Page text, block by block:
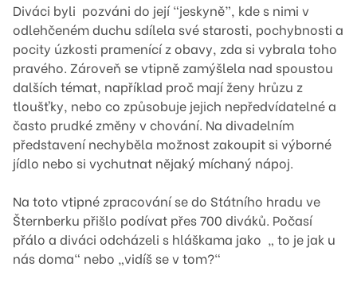
Diváci byli pozváni do její “jeskyně”, kde s nimi v
odlehčeném duchu sdílela své starosti, pochybnosti a
pocity úzkosti pramenící z obavy, zda si vybrala toho
pravého. Zároveň se vtipně zamýšlela nad spoustou
dalších témat, například proč mají ženy hrůzu z
tloušťky, nebo co způsobuje jejich nepředvídatelné a
často prudké změny v chování. Na divadelním
představení nechyběla možnost zakoupit si výborné
jídlo nebo si vychutnat nějaký míchaný nápoj.
Na toto vtipné zpracování se do Státního hradu ve
Šternberku přišlo podívat přes 700 diváků. Počasí
přálo a diváci odcházeli s hláškama jako „ to je jak u
nás doma“ nebo „vidíš se v tom?“